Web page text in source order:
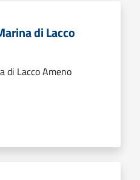
di Lacco
di Lacco Ameno